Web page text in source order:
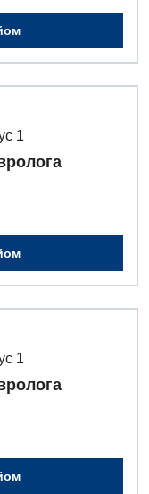
1
1